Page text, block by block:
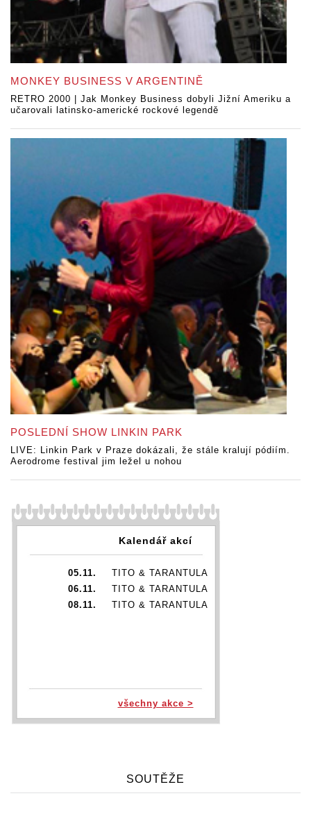
MONKEY BUSINESS V ARGENTINĚ
RETRO 2000 | Jak Monkey Business dobyli Jižní Ameriku a
učarovali latinsko-americké rockové legendě
POSLEDNÍ SHOW LINKIN PARK
LIVE: Linkin Park v Praze dokázali, že stále kralují pódiím.
Aerodrome festival jim ležel u nohou
Kalendář akcí
05.11.
TITO & TARANTULA
06.11.
TITO & TARANTULA
08.11.
TITO & TARANTULA
všechny akce >
SOUTĚŽE